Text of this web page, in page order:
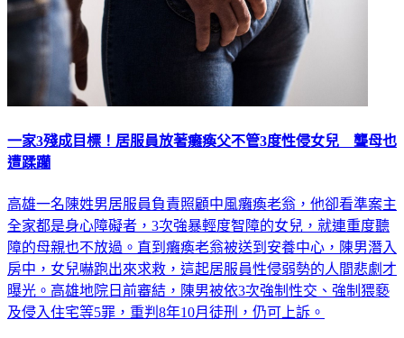
一家3殘成目標！居服員放著癱瘓父不管3度性侵女兒 聾母也
遭蹂躪
高雄一名陳姓男居服員負責照顧中風癱瘓老翁，他卻看準案主
全家都是身心障礙者，3次強暴輕度智障的女兒，就連重度聽
障的母親也不放過。直到癱瘓老翁被送到安養中心，陳男潛入
房中，女兒嚇跑出來求救，這起居服員性侵弱勢的人間悲劇才
曝光。高雄地院日前審結，陳男被依3次強制性交、強制猥褻
及侵入住宅等5罪，重判8年10月徒刑，仍可上訴。